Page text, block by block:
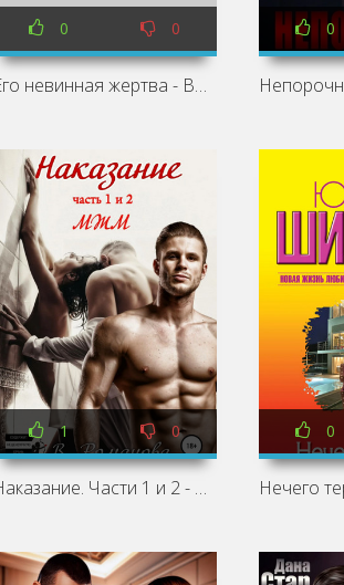
0 0
Его невинная жертва - Валерия Иванова
0
1 0
Наказание. Части 1 и 2 - Виктория Романова
0